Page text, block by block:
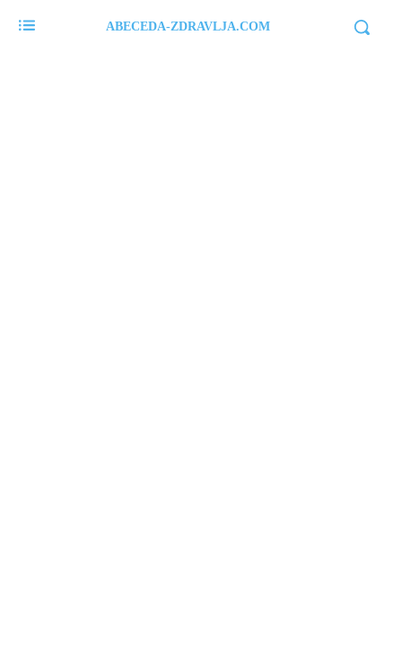
ABECEDA-ZDRAVLJA.COM